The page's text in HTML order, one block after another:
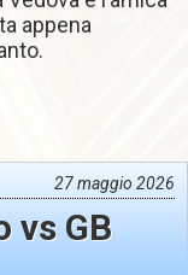
appena
27 maggio 2026
vs GB